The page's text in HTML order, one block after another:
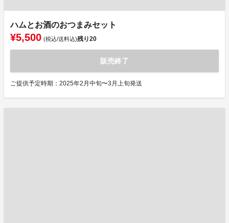
ハムとお酒のおつまみセット
¥5,500 (税込/送料込)残り20
販売終了
ご提供予定時期：2025年2月中旬〜3月上旬発送